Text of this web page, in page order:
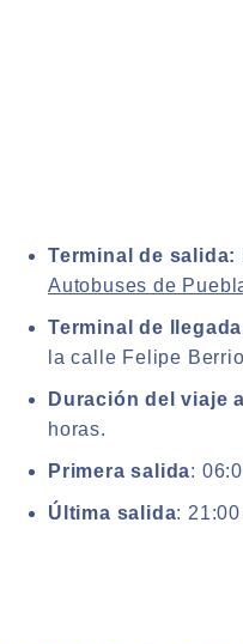
Terminal de salida:
Autobuses de
Terminal de llegada
la calle Felipe
Duración del viaje
horas.
Primera salida:
Última salida: